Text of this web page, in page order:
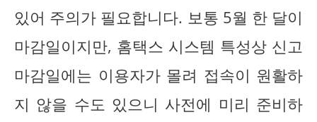
있어 주의가 필요합니다. 보통 5월 한 달이
마감일이지만, 홈택스 시스템 특성상 신고
마감일에는 이용자가 몰려 접속이 원활하
지 않을 수도 있으니 사전에 미리 준비하